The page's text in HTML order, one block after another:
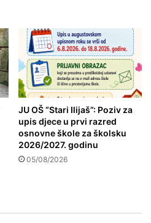
JU OŠ “Stari Ilijaš”: Poziv za
upis djece u prvi razred
osnovne škole za školsku
2026/2027. godinu
05/08/2026